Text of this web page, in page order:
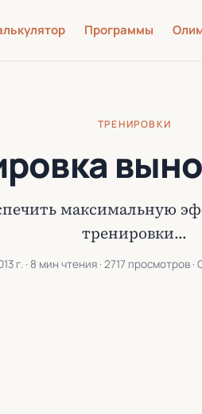
Программы
ТРЕНИРОВКИ
максимальную
тренировки…
г.· 8 мин чтения · 2717 просмотров